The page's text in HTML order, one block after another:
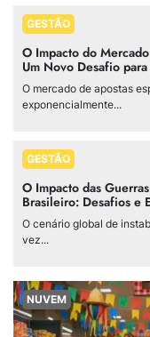
GESTÃO
O Impacto do
Um Novo Desafio
O mercado de apostas
exponencialmente...
GESTÃO
O Impacto das
Brasileiro: Desafios e
O cenário global de
vez...
NUVEM